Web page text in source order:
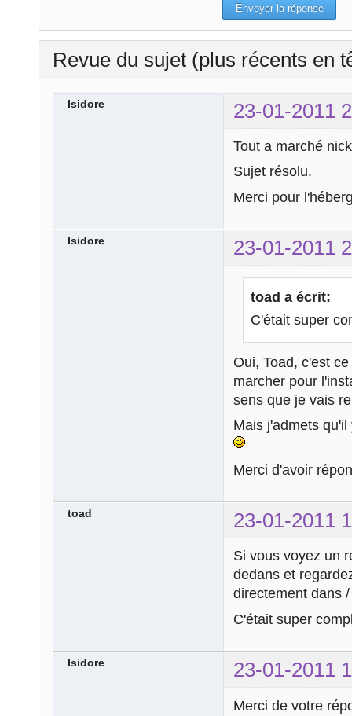
Revue du sujet (plus récents en
Isidore 23-01-2011
Tout a marché
Sujet résolu.
Merci pour
Isidore 23-01-2011
toad a écrit:
C'était super
Oui, Toad, c'est
marcher pour
sens que je vais
Mais j'admets
Merci d'avoir
toad 23-01-2011
Si vous voyez un
dedans et
directement dans
C'était super
Isidore 23-01-2011
Merci de votre